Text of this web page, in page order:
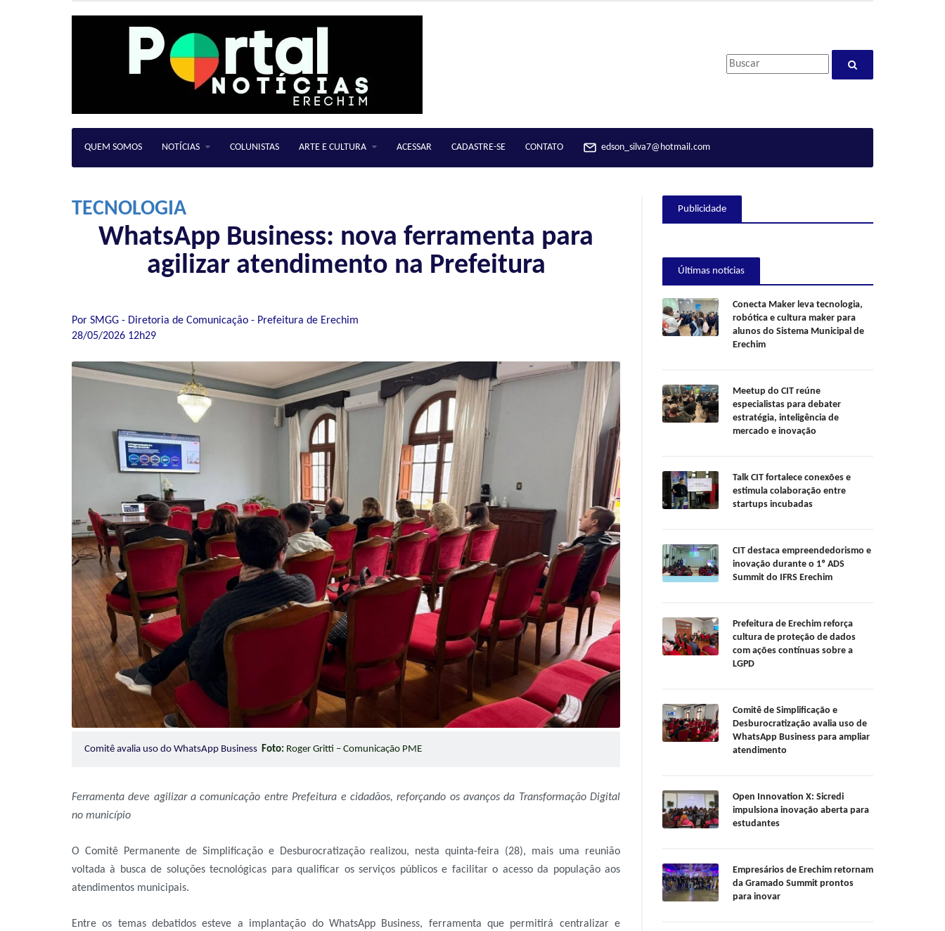
QUEM SOMOS NOTÍCIAS COLUNISTAS ARTE E CULTURA ACESSAR CADASTRE-SE CONTATO edson_silva7@hotmail.com
TECNOLOGIA
WhatsApp Business: nova ferramenta para
agilizar atendimento na Prefeitura
Por SMGG - Diretoria de Comunicação - Prefeitura de Erechim
28/05/2026 12h29
Comitê avalia uso do WhatsApp Business Foto: Roger Gritti – Comunicação PME
Ferramenta deve agilizar a comunicação entre Prefeitura e cidadãos, reforçando os avanços da Transformação Digital
no município
O Comitê Permanente de Simplificação e Desburocratização realizou, nesta quinta-feira (28), mais uma reunião
voltada à busca de soluções tecnológicas para qualificar os serviços públicos e facilitar o acesso da população aos
atendimentos municipais.
Entre os temas debatidos esteve a implantação do WhatsApp Business, ferramenta que permitirá centralizar e
Publicidade
Últimas notícias
Conecta Maker leva tecnologia,
robótica e cultura maker para
alunos do Sistema Municipal de
Erechim
Meetup do CIT reúne
especialistas para debater
estratégia, inteligência de
mercado e inovação
Talk CIT fortalece conexões e
estimula colaboração entre
startups incubadas
CIT destaca empreendedorismo e
inovação durante o 1º ADS
Summit do IFRS Erechim
Prefeitura de Erechim reforça
cultura de proteção de dados
com ações contínuas sobre a
LGPD
Comitê de Simplificação e
Desburocratização avalia uso de
WhatsApp Business para ampliar
atendimento
Open Innovation X: Sicredi
impulsiona inovação aberta para
estudantes
Empresários de Erechim retornam
da Gramado Summit prontos
para inovar